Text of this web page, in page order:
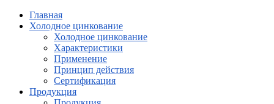
Главная
Холодное цинкование
Холодное цинкование
Характеристики
Применение
Принцип действия
Сертификация
Продукция